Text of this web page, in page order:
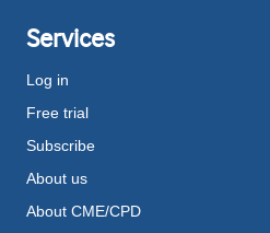
Services
Log in
Free trial
Subscribe
About us
About CME/CPD